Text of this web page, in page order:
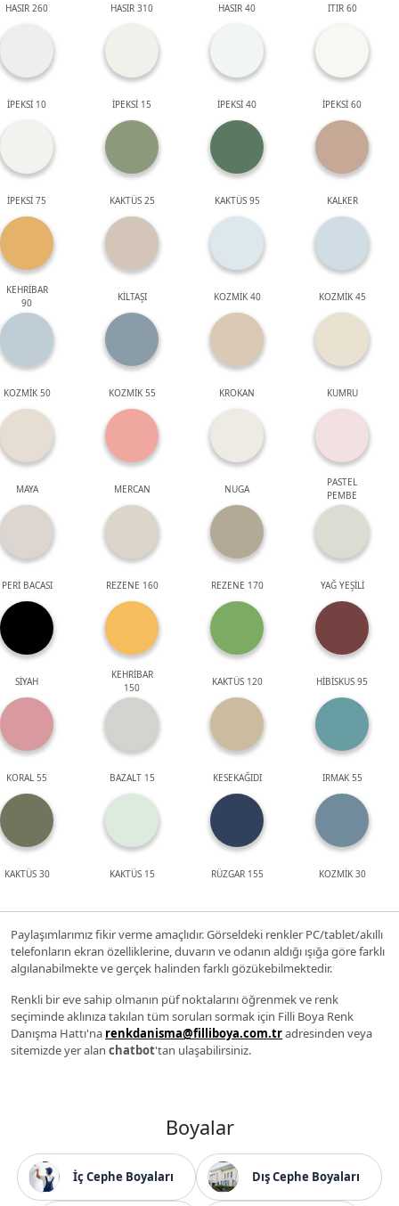
HASIR 260 HASIR 310 HASIR 40 ITIR 60
İPEKSİ 10 İPEKSİ 15 İPEKSİ 40 İPEKSİ 60
İPEKSİ 75 KAKTÜS 25 KAKTÜS 95 KALKER
KEHRİBAR
90
KİLTAŞI KOZMİK 40 KOZMİK 45
KOZMİK 50 KOZMİK 55 KROKAN KUMRU
MAYA MERCAN NUGA
PASTEL
PEMBE
PERİ BACASI REZENE 160 REZENE 170 YAĞ YEŞİLİ
SİYAH
KEHRİBAR
150
KAKTÜS 120 HİBİSKUS 95
KORAL 55 BAZALT 15 KESEKAĞIDI IRMAK 55
KAKTÜS 30 KAKTÜS 15 RÜZGAR 155 KOZMİK 30
Paylaşımlarımız fikir verme amaçlıdır. Görseldeki renkler PC/tablet/akıllı
telefonların ekran özelliklerine, duvarın ve odanın aldığı ışığa göre farklı
algılanabilmekte ve gerçek halinden farklı gözükebilmektedir.
Renkli bir eve sahip olmanın püf noktalarını öğrenmek ve renk
seçiminde aklınıza takılan tüm soruları sormak için Filli Boya Renk
Danışma Hattı'na renkdanisma@filliboya.com.tradresinden veya
sitemizde yer alan chatbot'tan ulaşabilirsiniz.
Boyalar
İç Cephe Boyaları Dış Cephe Boyaları